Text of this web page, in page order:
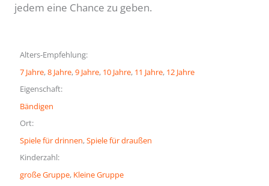
jedem eine Chance zu geben.
Alters-Empfehlung:
7 Jahre, 8 Jahre, 9 Jahre, 10 Jahre, 11 Jahre, 12 Jahre
Eigenschaft:
Bändigen
Ort:
Spiele für drinnen, Spiele für draußen
Kinderzahl:
große Gruppe, Kleine Gruppe